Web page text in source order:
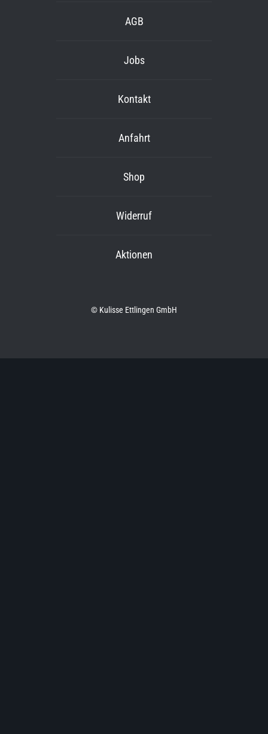
AGB
Jobs
Kontakt
Anfahrt
Shop
Widerruf
Aktionen
© Kulisse Ettlingen GmbH